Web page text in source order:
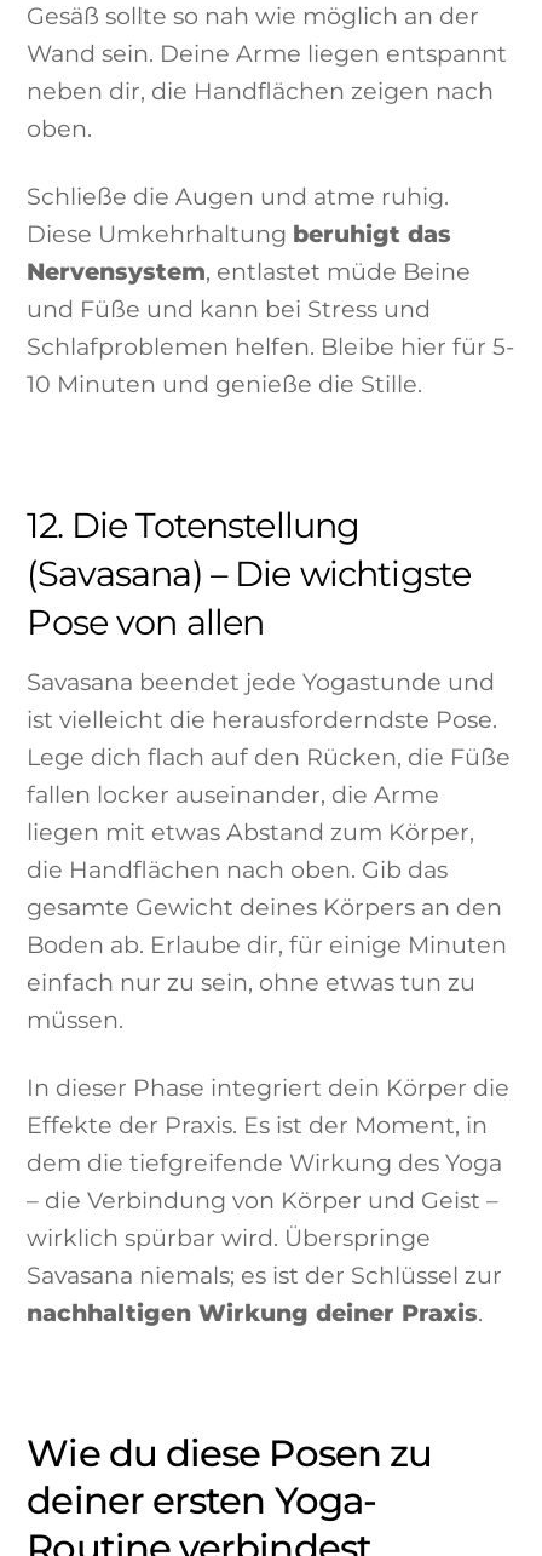
Gesäß sollte so nah wie möglich an der
Wand sein. Deine Arme liegen entspannt
neben dir, die Handflächen zeigen nach
oben.
Schließe die Augen und atme ruhig.
Diese Umkehrhaltung beruhigt das
Nervensystem, entlastet müde Beine
und Füße und kann bei Stress und
Schlafproblemen helfen. Bleibe hier für 5-
10 Minuten und genieße die Stille.
12. Die Totenstellung
(Savasana) – Die wichtigste
Pose von allen
Savasana beendet jede Yogastunde und
ist vielleicht die herausforderndste Pose.
Lege dich flach auf den Rücken, die Füße
fallen locker auseinander, die Arme
liegen mit etwas Abstand zum Körper,
die Handflächen nach oben. Gib das
gesamte Gewicht deines Körpers an den
Boden ab. Erlaube dir, für einige Minuten
einfach nur zu sein, ohne etwas tun zu
müssen.
In dieser Phase integriert dein Körper die
Effekte der Praxis. Es ist der Moment, in
dem die tiefgreifende Wirkung des Yoga
– die Verbindung von Körper und Geist –
wirklich spürbar wird. Überspringe
Savasana niemals; es ist der Schlüssel zur
nachhaltigen Wirkung deiner Praxis.
Wie du diese Posen zu
deiner ersten Yoga-